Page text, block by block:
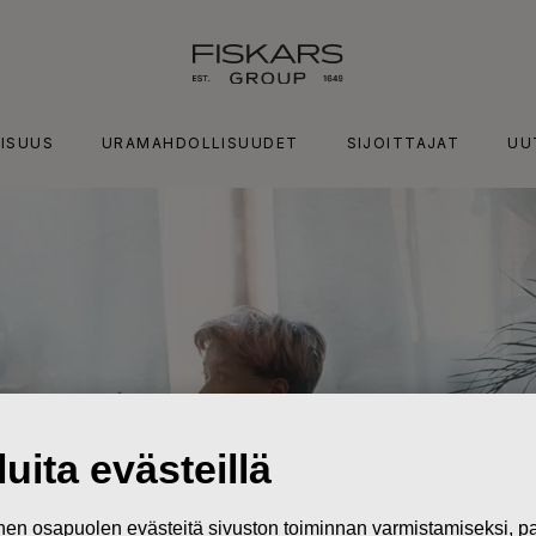
URAMAHDOLLISUUDET SIJOITTAJAT
evästeillä
osapuolen evästeitä sivuston toiminnan varmistamiseksi,